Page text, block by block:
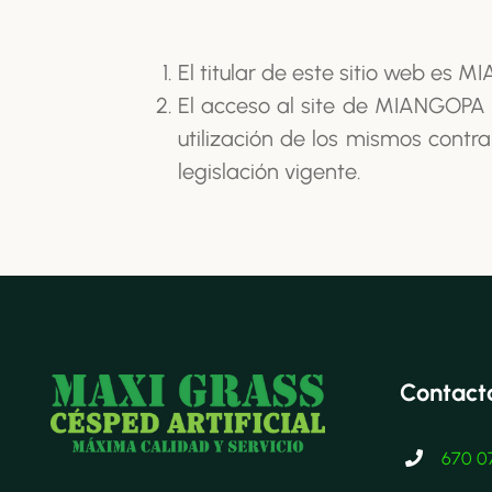
El titular de este sitio web es
El acceso al site de
utilización de los mismos
legislación vigente.
670